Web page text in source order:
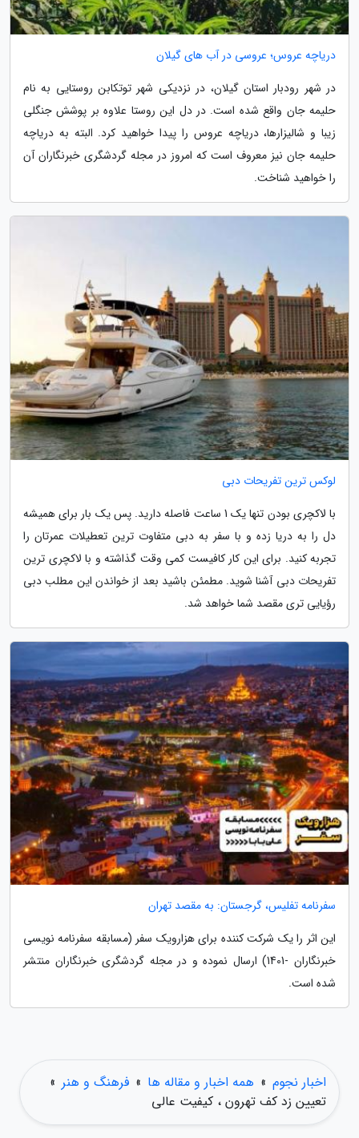
دریاچه عروس؛ عروسی در آب های گیلان
در شهر رودبار استان گیلان، در نزدیکی شهر توتکابن روستایی به نام
حلیمه جان واقع شده است. در دل این روستا علاوه بر پوشش جنگلی
زیبا و شالیزارها، دریاچه عروس را پیدا خواهید کرد. البته به دریاچه
حلیمه جان نیز معروف است که امروز در مجله گردشگری خبرنگاران آن
را خواهید شناخت.
لوکس ترین تفریحات دبی
با لاکچری بودن تنها یک 1 ساعت فاصله دارید. پس یک بار برای همیشه
دل را به دریا زده و با سفر به دبی متفاوت ترین تعطیلات عمرتان را
تجربه کنید. برای این کار کافیست کمی وقت گذاشته و با لاکچری ترین
تفریحات دبی آشنا شوید. مطمئن باشید بعد از خواندن این مطلب دبی
رؤیایی تری مقصد شما خواهد شد.
سفرنامه تفلیس، گرجستان: به مقصد تهران
این اثر را یک شرکت کننده برای هزارویک سفر (مسابقه سفرنامه نویسی
خبرنگاران -1401) ارسال نموده و در مجله گردشگری خبرنگاران منتشر
شده است.
اخبار نجوم » همه اخبار و مقاله ها » فرهنگ و هنر »
تعیین زد کف تهرون ، کیفیت عالی